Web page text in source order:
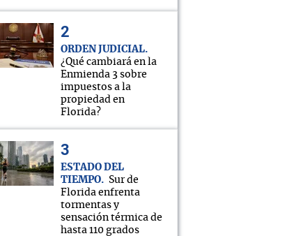
ORDEN JUDICIAL
¿Qué cambiará en la
Enmienda 3 sobre
impuestos a la
propiedad en
Florida?
ESTADO DEL
TIEMPO
Sur de
Florida enfrenta
tormentas y
sensación térmica de
hasta 110 grados